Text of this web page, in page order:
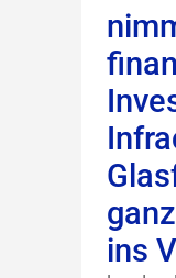
ins